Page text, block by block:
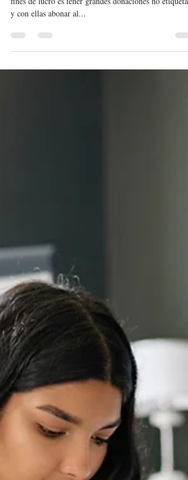
Una de las principales metas de toda organización sin
y con ellas abonar al...